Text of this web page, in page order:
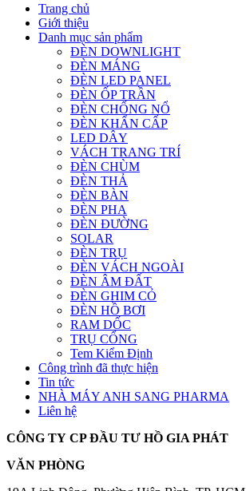
Trang chủ
Giới thiệu
Danh mục sản phẩm
ĐÈN DOWNLIGHT
ĐÈN MÁNG
ĐÈN LED PANEL
ĐÈN ỐP TRẦN
ĐÈN CHỐNG NỔ
ĐÈN KHẨN CẤP
LED DÂY
VÁCH TRANG TRÍ
ĐÈN CHÙM
ĐÈN THẢ
ĐÈN BÀN
ĐÈN PHA
ĐÈN ĐƯỜNG
SOLAR
ĐÈN TRỤ
ĐÈN VÁCH NGOÀI
ĐÈN ÂM ĐẤT
ĐÈN GHIM CỎ
ĐÈN HỒ BƠI
RAM DỐC
TRỤ CỔNG
Tem Kiểm Định
Công trình đã thực hiện
Tin tức
NHÀ MÁY ANH SANG PHARMA
Liên hệ
CÔNG TY CP ĐẦU TƯ HỒ GIA PHÁT
VĂN PHÒNG